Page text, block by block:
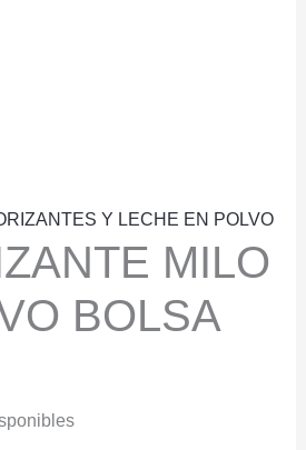
Y LECHE EN POLVO
MILO
BOLSA